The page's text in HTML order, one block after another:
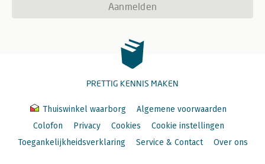
Aanmelden
PRETTIG KENNIS MAKEN
Thuiswinkel waarborg
Algemene voorwaarden
Colofon
Privacy Cookies
Cookie instellingen
Toegankelijkheidsverklaring
Service & Contact Over ons